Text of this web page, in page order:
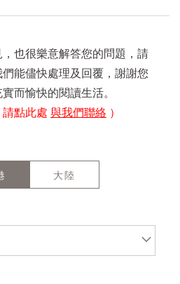
也很樂意解答您的問題，請
能儘快處理及回覆，謝謝您
而愉快的閱讀生活。
請點此處 與我們聯絡 ）
大陸